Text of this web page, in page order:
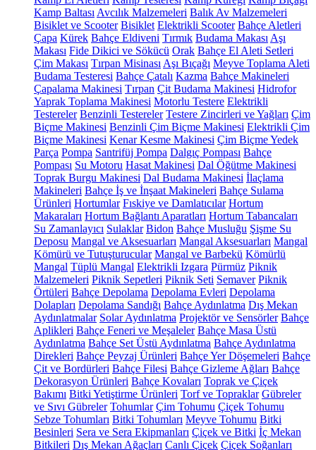
Kamp Baltası Avcılık Malzemeleri Balık Av Malzemeleri
Bisiklet ve Scooter Bisiklet Elektrikli Scooter Bahçe Aletleri
Çapa Kürek Bahçe Eldiveni Tırmık Budama Makası Aşı
Makası Fide Dikici ve Sökücü Orak Bahçe El Aleti Setleri
Çim Makası Tırpan Misinası Aşı Bıçağı Meyve Toplama Aleti
Budama Testeresi Bahçe Çatalı Kazma Bahçe Makineleri
Çapalama Makinesi Tırpan Çit Budama Makinesi Hidrofor
Yaprak Toplama Makinesi Motorlu Testere Elektrikli
Testereler Benzinli Testereler Testere Zincirleri ve Yağları Çim
Biçme Makinesi Benzinli Çim Biçme Makinesi Elektrikli Çim
Biçme Makinesi Kenar Kesme Makinesi Çim Biçme Yedek
Parça Pompa Santrifüj Pompa Dalgıç Pompası Bahçe
Pompası Su Motoru Hasat Makinesi Dal Öğütme Makinesi
Toprak Burgu Makinesi Dal Budama Makinesi İlaçlama
Makineleri Bahçe İş ve İnşaat Makineleri Bahçe Sulama
Ürünleri Hortumlar Fıskiye ve Damlatıcılar Hortum
Makaraları Hortum Bağlantı Aparatları Hortum Tabancaları
Su Zamanlayıcı Sulaklar Bidon Bahçe Musluğu Şişme Su
Deposu Mangal ve Aksesuarları Mangal Aksesuarları Mangal
Kömürü ve Tutuşturucular Mangal ve Barbekü Kömürlü
Mangal Tüplü Mangal Elektrikli Izgara Pürmüz Piknik
Malzemeleri Piknik Sepetleri Piknik Seti Semaver Piknik
Örtüleri Bahçe Depolama Depolama Evleri Depolama
Dolapları Depolama Sandığı Bahçe Aydınlatma Dış Mekan
Aydınlatmalar Solar Aydınlatma Projektör ve Sensörler Bahçe
Aplikleri Bahçe Feneri ve Meşaleler Bahçe Masa Üstü
Aydınlatma Bahçe Set Üstü Aydınlatma Bahçe Aydınlatma
Direkleri Bahçe Peyzaj Ürünleri Bahçe Yer Döşemeleri Bahçe
Çit ve Bordürleri Bahçe Filesi Bahçe Gizleme Ağları Bahçe
Dekorasyon Ürünleri Bahçe Kovaları Toprak ve Çiçek
Bakımı Bitki Yetiştirme Ürünleri Torf ve Topraklar Gübreler
ve Sıvı Gübreler Tohumlar Çim Tohumu Çiçek Tohumu
Sebze Tohumları Bitki Tohumları Meyve Tohumu Bitki
Besinleri Sera ve Sera Ekipmanları Çiçek ve Bitki İç Mekan
Bitkileri Dış Mekan Ağaçları Canlı Çiçek Çiçek Soğanları